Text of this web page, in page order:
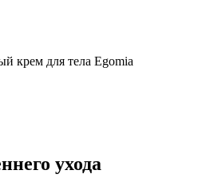
крем для тела Egomia
ухода